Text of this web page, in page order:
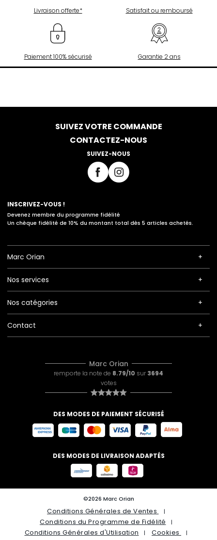
Livraison offerte* Satisfait ou remboursé
Paiement 100% sécurisé Garantie 2 ans
SUIVEZ VOTRE COMMANDE
CONTACTEZ-NOUS
SUIVEZ-NOUS
INSCRIVEZ-VOUS !
Devenez membre du programme fidélité
Un chèque fidélité de 10% du montant total dès 5 articles achetés.
Marc Orian
Nos services
Nos catégories
Contact
Marc Orian
remporte la note de 8.79/10 sur 3694
votes
DES MODES DE PAIEMENT SÉCURISÉ
DES MODES DE LIVRAISON ADAPTÉS
©2026 Marc Orian
Conditions Générales de Ventes
Conditions du Programme de Fidélité
Conditions Générales d'Utilisation
Cookies